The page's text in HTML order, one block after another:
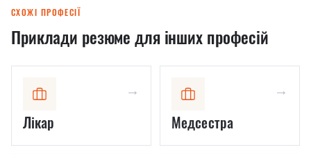
досвід
СХОЖІ ПРОФЕСІЇ
Приклади резюме для інших професій
→
Лікар
→
Медсестра